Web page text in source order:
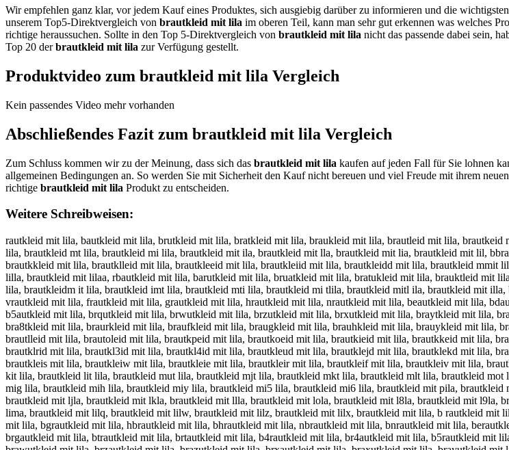
Wir empfehlen ganz klar, vor jedem Kauf eines Produktes, sich ausgiebig darüber zu informieren und die
unserem Top5-Direktvergleich von brautkleid mit lila im oberen Teil, kann man sehr gut erkennen was welches
richtige heraussuchen. Sollte in den Top 5-Direktvergleich von brautkleid mit lila nicht das passende dabei sein,
Top 20 derbrautkleid mit lila zur Verfügung gestellt.
Produktvideo zum brautkleid mit lila Vergleich
Kein passendes Video mehr vorhanden
Abschließendes Fazit zum brautkleid mit lila Vergleich
Zum Schluss kommen wir zu der Meinung, dass sich das brautkleid mit lila kaufen auf jeden Fall für Sie lohnen
allgemeinen Bedingungen an. So werden Sie mit Sicherheit den Kauf nicht bereuen und viel Freude mit ihrem neuen
richtige brautkleid mit lila Produkt zu entscheiden.
Weitere Schreibweisen:
rautkleid mit lila, bautkleid mit lila, brutkleid mit lila, bratkleid mit lila, braukleid mit lila, brautleid mit lila,
lila, brautkleid mt lila, brautkleid mi lila, brautkleid mit ila, brautkleid mit lla, brautkleid mit lia, brautkleid mit lil,
brautkkleid mit lila, brautklleid mit lila, brautkleeid mit lila, brautkleiid mit lila, brautkleidd mit lila, brautkleid
lilla, brautkleid mit lilaa, rbautkleid mit lila, barutkleid mit lila, bruatkleid mit lila, bratukleid mit lila, brauktleid mit
lila, brautkleidm it lila, brautkleid imt lila, brautkleid mti lila, brautkleid mi tlila, brautkleid mitl ila, brautkleid mit
vrautkleid mit lila, frautkleid mit lila, grautkleid mit lila, hrautkleid mit lila, nrautkleid mit lila, beautkleid mit lila,
b5autkleid mit lila, brqutkleid mit lila, brwutkleid mit lila, brzutkleid mit lila, brxutkleid mit lila, braytkleid mit lila,
bra8tkleid mit lila, braurkleid mit lila, braufkleid mit lila, braugkleid mit lila, brauhkleid mit lila, brauykleid mit lila,
brautlleid mit lila, brautoleid mit lila, brautkpeid mit lila, brautkoeid mit lila, brautkieid mit lila, brautkkeid mit lila,
brautklrid mit lila, brautkl3id mit lila, brautkl4id mit lila, brautkleud mit lila, brautklejd mit lila, brautklekd mit lila,
brautkleis mit lila, brautkleiw mit lila, brautkleie mit lila, brautkleir mit lila, brautkleif mit lila, brautkleiv mit lila,
kit lila, brautkleid lit lila, brautkleid mut lila, brautkleid mjt lila, brautkleid mkt lila, brautkleid mlt lila, brautkleid
mig lila, brautkleid mih lila, brautkleid miy lila, brautkleid mi5 lila, brautkleid mi6 lila, brautkleid mit pila,
brautkleid mit ljla, brautkleid mit lkla, brautkleid mit llla, brautkleid mit lola, brautkleid mit l8la, brautkleid mit
lima, brautkleid mit lilq, brautkleid mit lilw, brautkleid mit lilz, brautkleid mit lilx, brautkleid mit lila, b rautkleid
mit lila, bgrautkleid mit lila, hbrautkleid mit lila, bhrautkleid mit lila, nbrautkleid mit lila, bnrautkleid mit lila,
brgautkleid mit lila, btrautkleid mit lila, brtautkleid mit lila, b4rautkleid mit lila, br4autkleid mit lila, b5rautkleid mit